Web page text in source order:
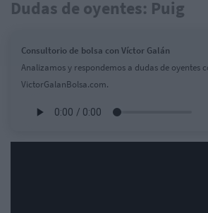
Dudas de oyentes: Puig
Consultorio de bolsa con Víctor Galán
Analizamos y respondemos a dudas de oyentes
VictorGalanBolsa.com.